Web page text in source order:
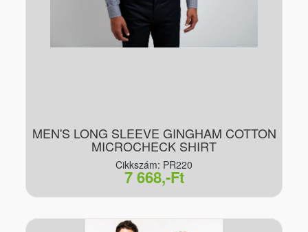
MEN'S LONG SLEEVE GINGHAM COTTON
MICROCHECK SHIRT
Cikkszám: PR220
7 668,-Ft